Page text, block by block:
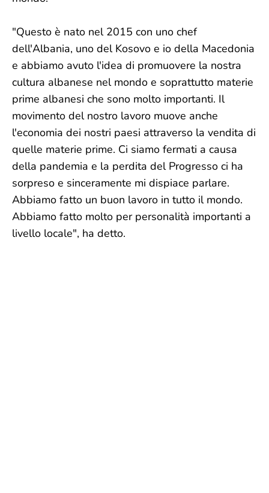
"Questo è nato nel 2015 con uno chef
dell'Albania, uno del Kosovo e io della Macedonia
e abbiamo avuto l'idea di promuovere la nostra
cultura albanese nel mondo e soprattutto materie
prime albanesi che sono molto importanti. Il
movimento del nostro lavoro muove anche
l'economia dei nostri paesi attraverso la vendita di
quelle materie prime. Ci siamo fermati a causa
della pandemia e la perdita del Progresso ci ha
sorpreso e sinceramente mi dispiace parlare.
Abbiamo fatto un buon lavoro in tutto il mondo.
Abbiamo fatto molto per personalità importanti a
livello locale", ha detto.